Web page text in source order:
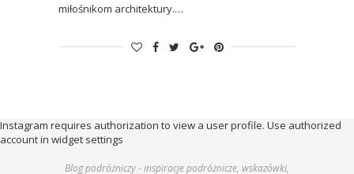
miłośnikom architektury.…
Instagram requires authorization to view a user profile. Use authorized
account in widget settings
Blog podróżniczy - inspiracje podróżnicze, wskazówki,